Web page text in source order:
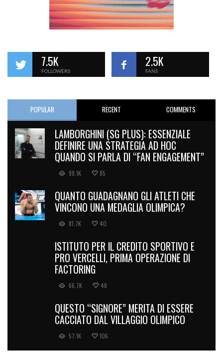
7.5K
FOLLOWERS
2.5K
FANS
POPULAR RECENT COMMENTS
LAMBORGHINI (SG PLUS): ESSENZIALE
DEFINIRE UNA STRATEGIA AD HOC
QUANDO SI PARLA DI “FAN ENGAGEMENT”
99.1K 85
QUANTO GUADAGNANO GLI ATLETI CHE
VINCONO UNA MEDAGLIA OLIMPICA?
81.7K 40
ISTITUTO PER IL CREDITO SPORTIVO E
PRO VERCELLI, PRIMA OPERAZIONE DI
FACTORING
66.7K 48
QUESTO “SIGNORE” MERITA DI ESSERE
CACCIATO DAL VILLAGGIO OLIMPICO
57.1K 106